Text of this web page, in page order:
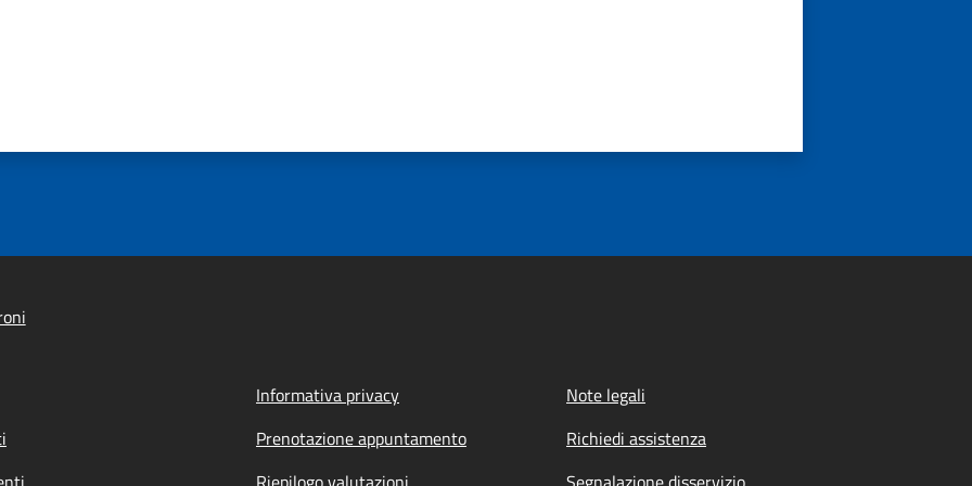
Informativa privacy
Note legali
Prenotazione appuntamento
Richiedi assistenza